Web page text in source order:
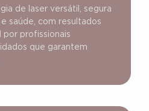
de laser versátil, segura
saúde, com resultados
por profissionais
que garantem